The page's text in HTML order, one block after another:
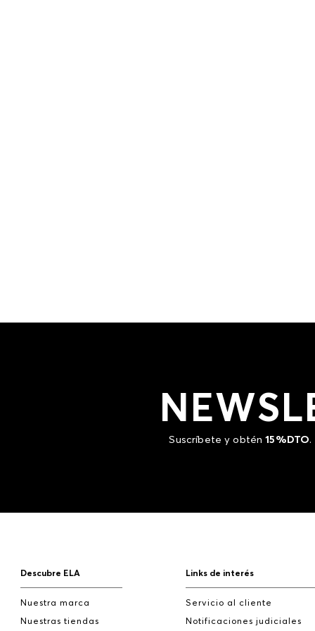
Suscríbete y obtén15%DTO.
Descubre ELA
Nuestra marca
Nuestras tiendas
Links de interés
Servicio al cliente
Notificaciones judiciales